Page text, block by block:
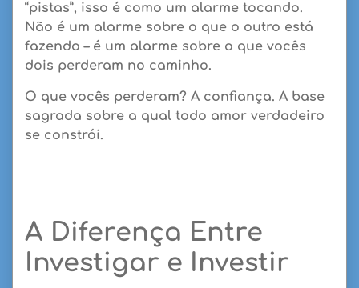
“pistas”, isso é como um alarme tocando.
Não é um alarme sobre o que o outro está
fazendo – é um alarme sobre o que vocês
dois perderam no caminho.
O que vocês perderam? A confiança. A base
sagrada sobre a qual todo amor verdadeiro
se constrói.
A Diferença Entre
Investigar e Investir